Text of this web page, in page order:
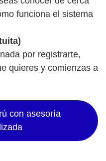
funciona el sistema
por registrarte,
quieres y comienzas a
con asesoría